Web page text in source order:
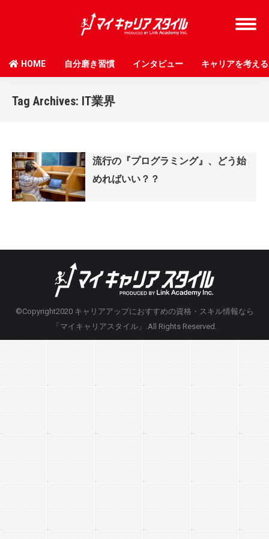
HOME 自分磨き習慣 インタビュー キャリアを考える
Tag Archives: IT業界
流行の『プログラミング』、どう始
めればいい？？
©Copyright2020 キャリアアップにおすすめの資格・スキル情報なら
「マイキャリアスタイル」
.All Rights Reserved.